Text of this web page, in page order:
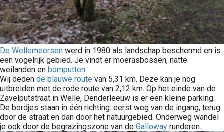
De Wellemeersen werd in 1980 als landschap beschermd en is
een vogelrijk gebied. Je vindt er moerasbossen, natte
weilanden en bomputten.
Wij deden de blauwe route van 5,31 km. Deze kan je nog
uitbreiden met de rode route van 2,12 km. Op het einde van de
Zavelputstraat in Welle, Denderleeuw is er een kleine parking.
De bordjes staan in één richting: eerst weg van de ingang, terug
door de straat en dan door het natuurgebied. Onderweg wandel
je ook door de begrazingszone van de Galloway runderen.